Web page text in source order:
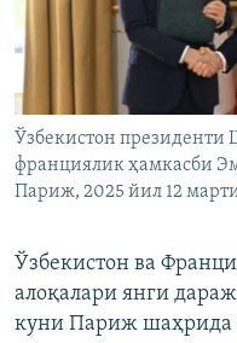
Ўзбекистон президенти
франциялик ҳамкасби
Париж, 2025 йил 12
Ўзбекистон ва
алоқалари янги
куни Париж шаҳрида